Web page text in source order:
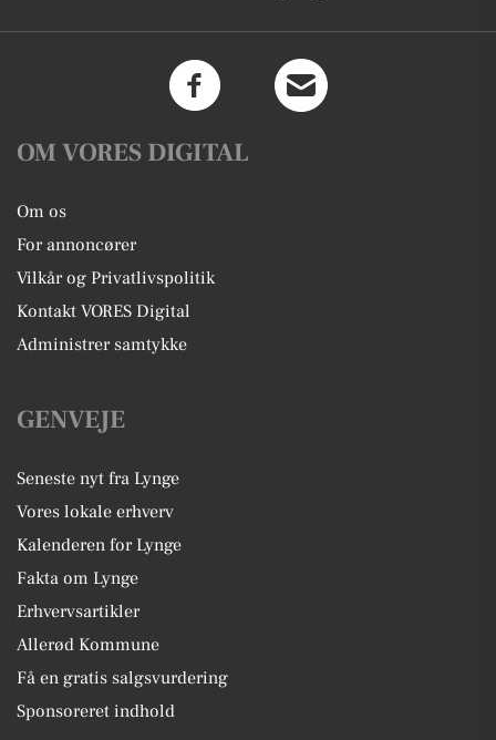
OM VORES DIGITAL
Om os
For annoncører
Vilkår og Privatlivspolitik
Kontakt VORES Digital
Administrer samtykke
GENVEJE
Seneste nyt fra Lynge
Vores lokale erhverv
Kalenderen for Lynge
Fakta om Lynge
Erhvervsartikler
Allerød Kommune
Få en gratis salgsvurdering
Sponsoreret indhold